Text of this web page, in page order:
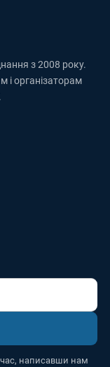
з 2008 року.
і організаторам
час, написавши нам